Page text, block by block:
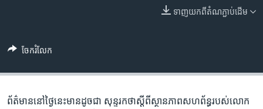
កាន់​
ស្វែង​
ទាញ​យក​ពី​តំណភ្ជាប់​ដើម
ចែករំលែក
ព័ត៌មាន​នៅ​ថ្ងៃនេះ​មាន​ដូចជា សុន្ទរកថា​ស្តីពី​ស្ថានភាព​សហព័ន្ធ​​​របស់​លោក